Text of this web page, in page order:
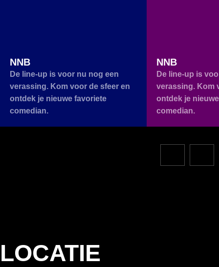
NNB
De line-up is voor nu nog een
verassing. Kom voor de sfeer en
ontdek je nieuwe favoriete
comedian.
NNB
De line-up is
verassing. Kom
ontdek je
comedian.
LOCATIE